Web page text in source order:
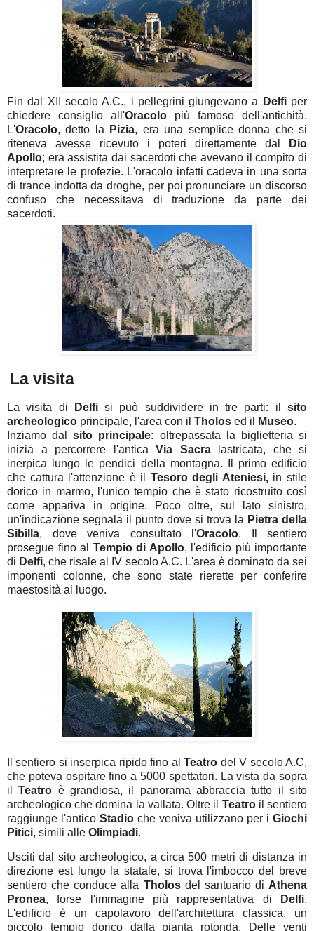
Fin dal XII secolo A.C., i pellegrini giungevano a Delfiper
chiedere consiglio all'Oracolo più famoso dell'antichità.
L'Oracolo, detto la Pizia, era una semplice donna che si
riteneva avesse ricevuto i poteri direttamente dal
Dio
Apollo; era assistita dai sacerdoti che avevano il compito di
interpretare le profezie. L'oracolo infatti cadeva in una sorta
di trance indotta da droghe, per poi pronunciare un discorso
confuso che necessitava di traduzione da parte dei
sacerdoti.
La visita
La visita di Delfisi può suddividere in tre parti: ilsito
archeologico principale, l'area con il Tholos ed il Museo.
Inziamo dalsito principale: oltrepassata la biglietteria si
inizia a percorrere l'antica Via Sacralastricata, che si
inerpica lungo le pendici della montagna. Il primo edificio
che cattura l'attenzione è il Tesoro degli Ateniesi,in stile
dorico in marmo, l'unico tempio che è stato ricostruito così
come appariva in origine. Poco oltre, sul lato sinistro,
un'indicazione segnala il punto dove si trova la Pietra della
Sibilla, dove veniva consultato l'Oracolo. Il sentiero
prosegue fino al Tempio di Apollo, l'edificio più importante
di Delfi, che risale al IV secolo A.C. L'area è dominato da sei
imponenti colonne, che sono state rierette per conferire
maestosità al luogo.
Il sentiero si inserpica ripido fino alTeatro del V secolo A.C,
che poteva ospitare fino a 5000 spettatori. La vista da sopra
ilTeatro è grandiosa, il panorama abbraccia tutto il sito
archeologico che domina la vallata. Oltre il Teatroil sentiero
raggiunge l'antico Stadio che veniva utilizzano per i Giochi
Pitici, simili alle Olimpiadi.
Usciti dal sito archeologico, a circa 500 metri di distanza in
direzione est lungo la statale, si trova l'imbocco del breve
sentiero che conduce alla Tholosdel santuario di Athena
Pronea, forse l'immagine più rappresentativa di Delfi.
L'edificio è un capolavoro dell'architettura classica, un
piccolo tempio dorico dalla pianta rotonda. Delle venti